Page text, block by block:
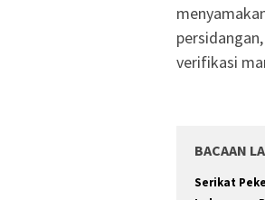
verifikasi
BACAAN
Serikat